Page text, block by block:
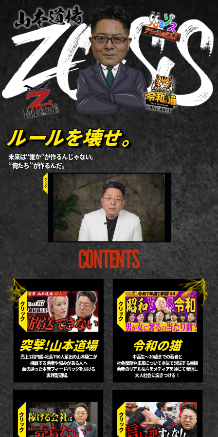
クリック
ルールを壊せ。
ルールを壊せ。
ルールを壊せ。
未来は“誰か”が作るんじゃない。
“俺たち”が作るんだ。
未来は“誰か”が作るんじゃない。
“俺たち”が作るんだ。
CONTENTS
売上1兆円超・社長700人輩出の山本康二が
挑戦する若者や悩みがある人へ
血の通った本音フィードバックを届ける
実践型道場。
令和の猫
令和の猫
突撃!山本道場
突撃!山本道場
中高生〜20歳までの若者と
社会問題や未来について本気で討論する番組
若者のリアルな声をメディアを通じて発信し
大人社会に突きつける！
クリック クリック
クリック クリック